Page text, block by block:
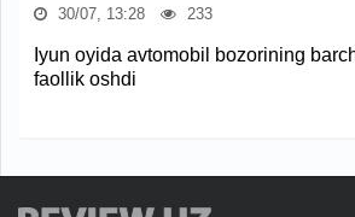
30/07, 13:28 233
Iyun oyida avtomobil bozorining
faollik oshdi